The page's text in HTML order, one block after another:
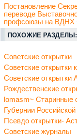
Постановление
переводе
профсоюзы на
ПОХОЖИЕ РАЗДЕЛЫ:
Советские открытки
Советские открытки
Советские открытки
Рождественские
lomasm~ Старинные
Губернии
Псевдо открытки-
Советские журналы